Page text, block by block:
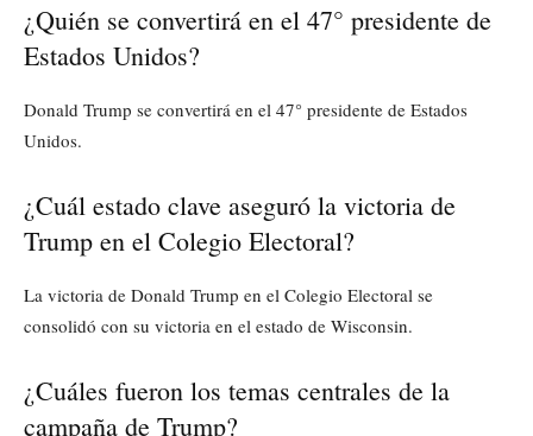
¿Quién se convertirá en el 47° presidente de
Estados Unidos?
Donald Trump se convertirá en el 47° presidente de Estados
Unidos.
¿Cuál estado clave aseguró la victoria de
Trump en el Colegio Electoral?
La victoria de Donald Trump en el Colegio Electoral se
consolidó con su victoria en el estado de Wisconsin.
¿Cuáles fueron los temas centrales de la
campaña de Trump?